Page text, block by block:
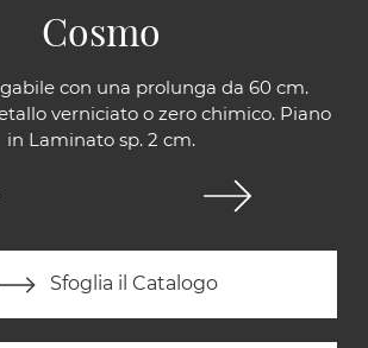
con una prolunga da 60 cm.
verniciato o zero chimico. Piano
in Laminato sp. 2 cm.
Sfoglia il Catalogo
Cosmo